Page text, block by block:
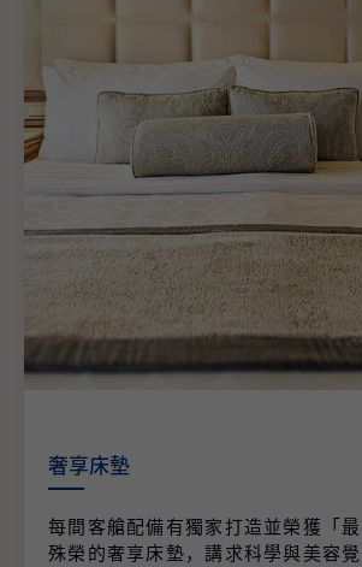
奢享床墊
每間客艙配備有獨家打造並榮獲「最
殊榮的奢享床墊，講求科學與美容覺